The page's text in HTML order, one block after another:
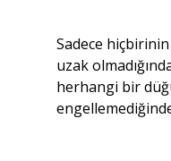
Sadece
uzak
herhangi bir